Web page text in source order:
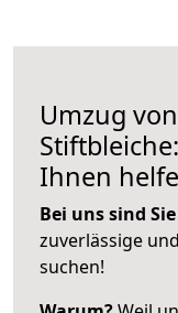
Umzug
Ihnen
Bei uns sind
zuverlässige
suchen!